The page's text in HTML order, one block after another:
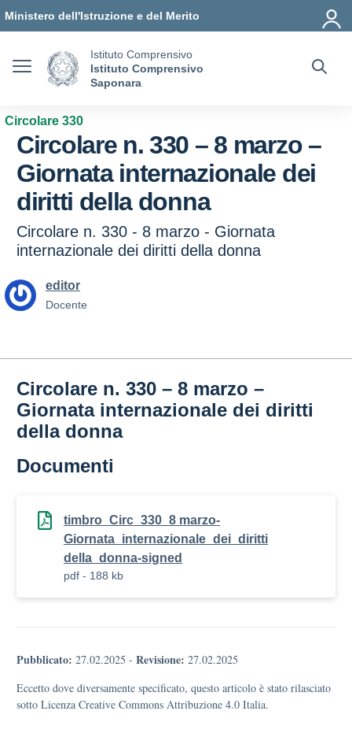
Ministero dell'Istruzione e del Merito
Istituto Comprensivo
Istituto Comprensivo
Saponara
Circolare 330
Circolare n. 330 – 8 marzo –
Giornata internazionale dei
diritti della donna
Circolare n. 330 - 8 marzo - Giornata
internazionale dei diritti della donna
editor
Docente
Circolare n. 330 – 8 marzo –
Giornata internazionale dei diritti
della donna
Documenti
timbro_Circ_330_8 marzo-
Giornata_internazionale_dei_diritti
della_donna-signed
pdf - 188 kb
Pubblicato: 27.02.2025 - Revisione: 27.02.2025
Eccetto dove diversamente specificato, questo articolo è stato rilasciato
sotto Licenza Creative Commons Attribuzione 4.0 Italia.